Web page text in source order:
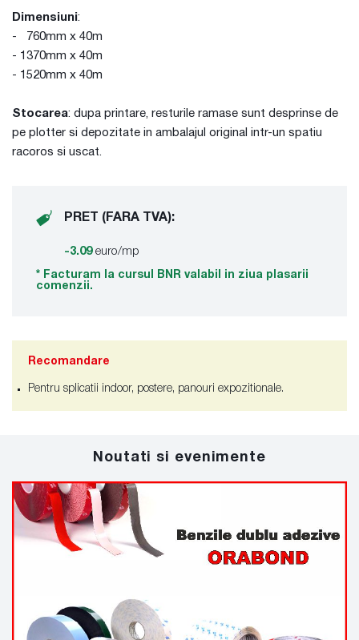
Dimensiuni:
- 760mm x 40m
- 1370mm x 40m
- 1520mm x 40m
Stocarea: dupa printare, resturile ramase sunt desprinse de
pe plotter si depozitate in ambalajul original intr-un spatiu
racoros si uscat.
PRET (FARA TVA):
-3.09euro/mp
* Facturam la cursul BNR valabil in ziua plasarii
comenzii.
Recomandare
Pentru splicatii indoor, postere, panouri expozitionale.
Noutati si evenimente